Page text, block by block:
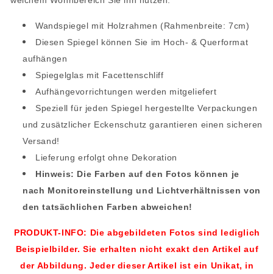
Wandspiegel mit Holzrahmen (Rahmenbreite: 7cm)
Diesen Spiegel können Sie im Hoch- & Querformat
aufhängen
Spiegelglas mit Facettenschliff
Aufhängevorrichtungen werden mitgeliefert
Speziell für jeden Spiegel hergestellte Verpackungen
und zusätzlicher Eckenschutz garantieren einen sicheren
Versand!
Lieferung erfolgt ohne Dekoration
Hinweis: Die Farben auf den Fotos können je
nach Monitoreinstellung und Lichtverhältnissen von
den tatsächlichen Farben abweichen!
PRODUKT-INFO: Die abgebildeten Fotos sind lediglich
Beispielbilder. Sie erhalten nicht exakt den Artikel auf
der Abbildung. Jeder dieser Artikel ist ein Unikat, in